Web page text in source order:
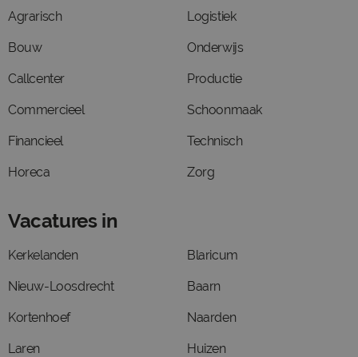
Agrarisch
Bouw
Callcenter
Commercieel
Financieel
Horeca
Logistiek
Onderwijs
Productie
Schoonmaak
Technisch
Zorg
Vacatures in
Kerkelanden
Nieuw-Loosdrecht
Kortenhoef
Laren
Blaricum
Baarn
Naarden
Huizen